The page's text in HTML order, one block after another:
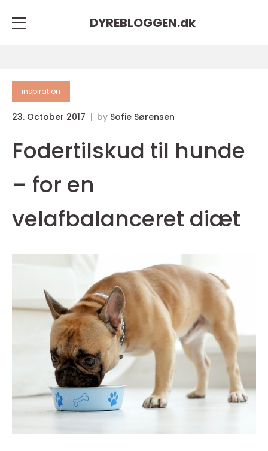
DYREBLOGGEN.dk
inspiration
23. October 2017 by Sofie Sørensen
Fodertilskud til hunde
– for en
velafbalanceret diæt